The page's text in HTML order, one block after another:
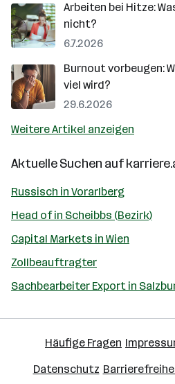
Arbeiten bei Hitze:
nicht?
6.7.2026
Burnout vorbeugen:
viel wird?
29.6.2026
Weitere Artikel anzeigen
Aktuelle Suchen auf
Russisch in Vorarlberg
Head of in Scheibbs (Bezirk)
Capital Markets in Wien
Zollbeauftragter
Sachbearbeiter Export in
Häufige Fragen
Datenschutz